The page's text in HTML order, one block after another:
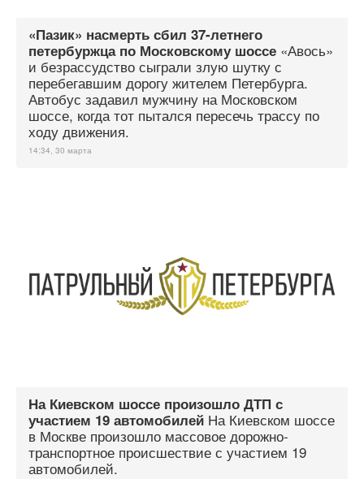
«Пазик» насмерть сбил 37-летнего
петербуржца по Московскому шоссе «Авось»
и безрассудство сыграли злую шутку с
перебегавшим дорогу жителем Петербурга.
Автобус задавил мужчину на Московском
шоссе, когда тот пытался пересечь трассу по
ходу движения.
14:34, 30 марта
На Киевском шоссе произошло ДТП с
участием 19 автомобилей На Киевском шоссе
в Москве произошло массовое дорожно-
транспортное происшествие с участием 19
автомобилей.